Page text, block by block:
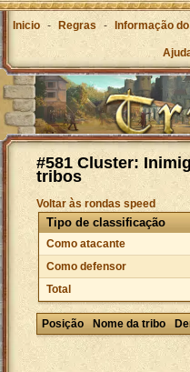
Inicio - Regras - Informação
#581 Cluster:
tribos
Voltar às rondas speed
Tipo de classificação
Como atacante
Como defensor
Total
Posição Nome da tribo